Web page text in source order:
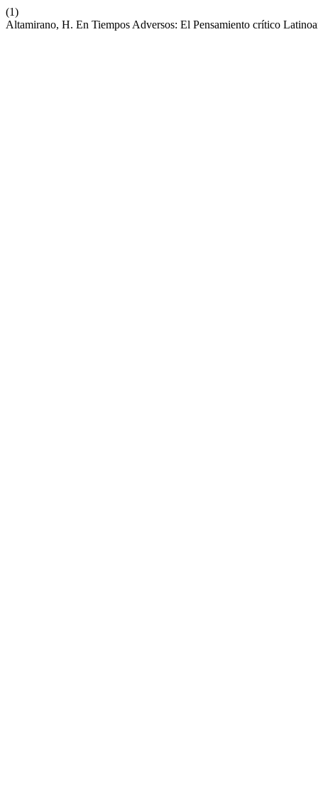
(1)
Altamirano, H. En Tiempos Adversos: El Pensamiento crítico